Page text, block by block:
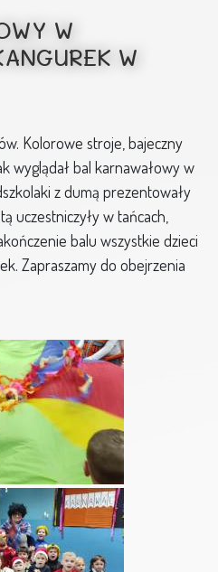
W
W
Kolorowe stroje, bajeczny
wyglądał bal karnawałowy w
z dumą prezentowały
uczestniczyły w tańcach,
balu wszystkie dzieci
Zapraszamy do obejrzenia